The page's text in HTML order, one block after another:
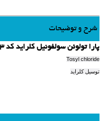
شرح و توضیحات
پارا تولوئن سولفونیل کلراید کد 13903 اکروس
Tosyl chloride
توسیل کلراید